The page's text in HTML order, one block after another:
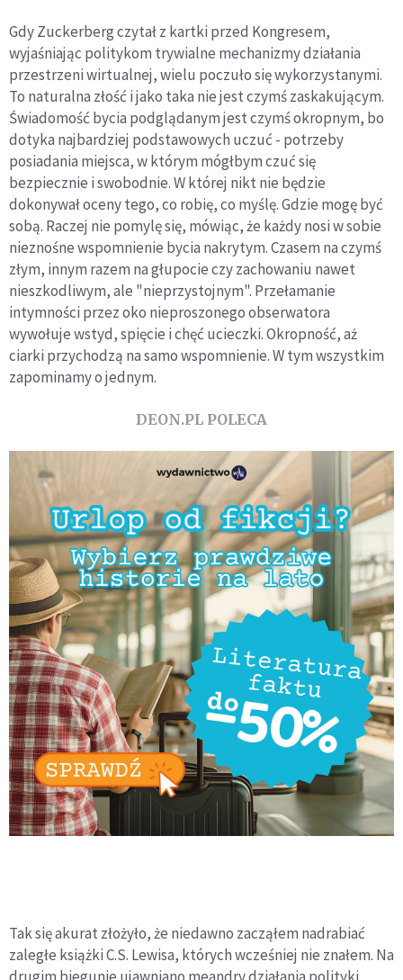
Gdy Zuckerberg czytał z kartki przed Kongresem,
wyjaśniając politykom trywialne mechanizmy działania
przestrzeni wirtualnej, wielu poczuło się wykorzystanymi.
To naturalna złość i jako taka nie jest czymś zaskakującym.
Świadomość bycia podglądanym jest czymś okropnym, bo
dotyka najbardziej podstawowych uczuć - potrzeby
posiadania miejsca, w którym mógłbym czuć się
bezpiecznie i swobodnie. W której nikt nie będzie
dokonywał oceny tego, co robię, co myślę. Gdzie mogę być
sobą. Raczej nie pomylę się, mówiąc, że każdy nosi w sobie
nieznośne wspomnienie bycia nakrytym. Czasem na czymś
złym, innym razem na głupocie czy zachowaniu nawet
nieszkodliwym, ale "nieprzystojnym". Przełamanie
intymności przez oko nieproszonego obserwatora
wywołuje wstyd, spięcie i chęć ucieczki. Okropność, aż
ciarki przychodzą na samo wspomnienie. W tym wszystkim
zapominamy o jednym.
DEON.PL POLECA
Tak się akurat złożyło, że niedawno zacząłem nadrabiać
zaległe książki C.S. Lewisa, których wcześniej nie znałem. Na